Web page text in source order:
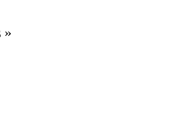
»